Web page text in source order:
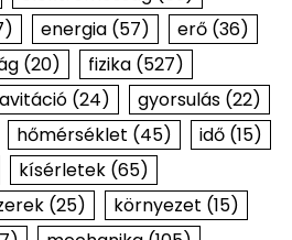
energia(57) erő(36)
(20) fizika(527)
(24) gyorsulás(22)
hőmérséklet (45) idő(15)
kísérletek(65)
(25) környezet (15)